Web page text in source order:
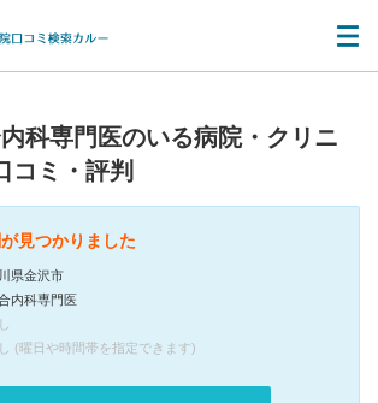
科専門医のいる病院・クリニ
コミ・評判
見つかりました
県金沢市
内科専門医
(曜日や時間帯を指定できます)